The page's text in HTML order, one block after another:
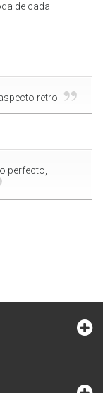
de cada
retro
perfecto,